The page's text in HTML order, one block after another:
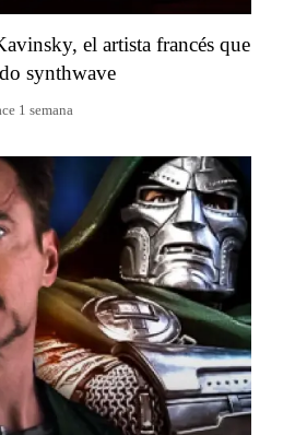
el artista francés que
synthwave
1 semana